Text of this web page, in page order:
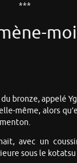
***
du bronze, appelé
même, alors
avec un
sous le kotatsu